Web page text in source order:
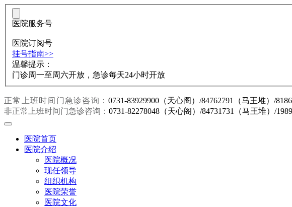
医院服务号
医院订阅号
挂号指南>>
温馨提示：
门诊周一至周六开放，急诊每天24小时开放
正常上班时间门急诊咨询： 0731-83929900（天心阁）/84762791（马王堆）/
非正常上班时间门急诊咨询： 0731-82278048（天心阁）/84731731（马王堆）/
医院首页
医院介绍
医院概况
现任领导
组织机构
医院荣誉
医院文化